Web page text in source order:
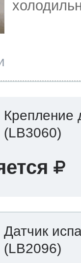
Крепление
(LB3060)
Датчик
(LB2096)